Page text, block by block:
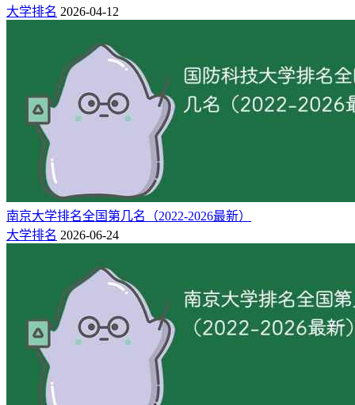
大学排名 2026-04-12
南京大学排名全国第几名（2022-2026最新）
大学排名 2026-06-24